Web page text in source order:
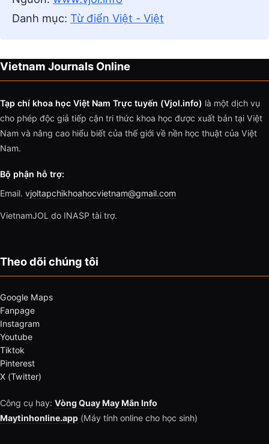
Danh mục: Từ điển Việt - Việt
Vietnam Journals Online
Tạp chí khoa học Việt Nam Trực tuyến (Vjol.info) là một dịch vụ
cho phép độc giả tiếp cận tri thức khoa học được xuất bản tại Việt
Nam và nâng cao hiểu biết của thế giới về nền học thuật của Việt
Nam.
Bộ phận hỗ trợ:
Email. vjoltapchikhoahocvietnam@gmail.com
VietnamJOL do INASP tài trợ.
Theo dõi chúng tôi
Google Maps
Fanpage
Instagram
Youtube
Tiktok
Pinterest
X (Twitter)
Công cụ hay: Vòng Quay May Mắn Info
Maytinhonline.app (Máy tính online cho học sinh)